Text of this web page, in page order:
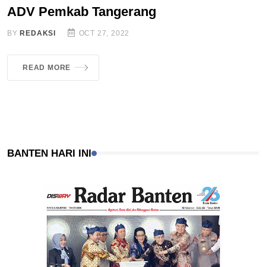
ADV Pemkab Tangerang
BYREDAKSI OCT 27, 2022
READ MORE
BANTEN HARI INI